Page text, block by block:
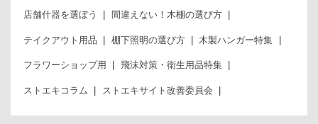
店舗什器を選ぼう 間違えない！木棚の選び方
テイクアウト用品 棚下照明の選び方 木製ハンガー特集
フラワーショップ用 飛沫対策・衛生用品特集
ストエキコラム ストエキサイト改善委員会